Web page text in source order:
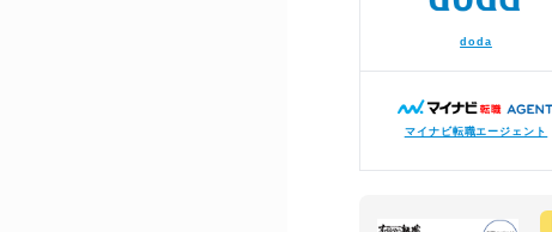
doda
マイナビ転職エージェント